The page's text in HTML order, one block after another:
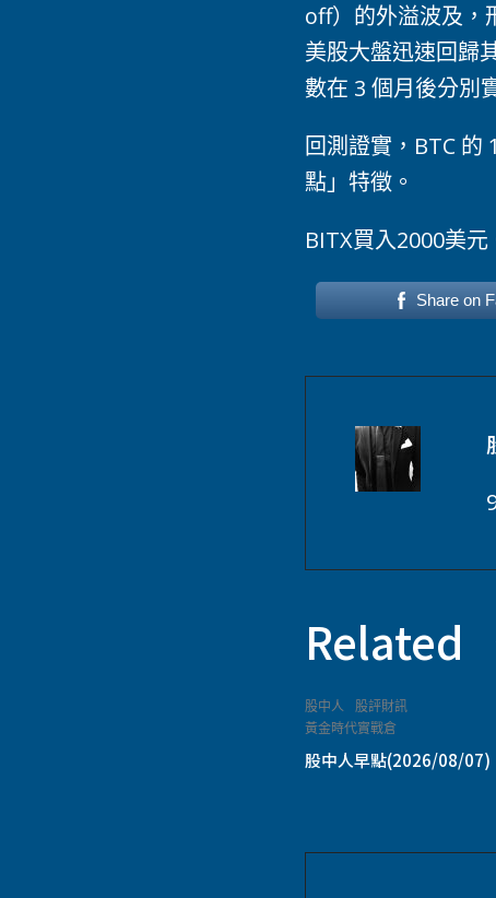
off）的外溢波及，
美股大盤迅速回歸
數在 3 個月後分別
回測證實，BTC
點」特徵。
BITX買入2000美元
Share on
Related
股中人
股評財訊
黃金時代實戰倉
股中人早點(2026/08/07)